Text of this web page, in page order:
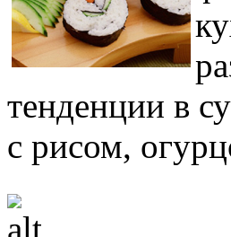
тенденции в
с рисом,